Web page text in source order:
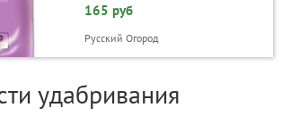
165 руб
Русский Огород
удабривания